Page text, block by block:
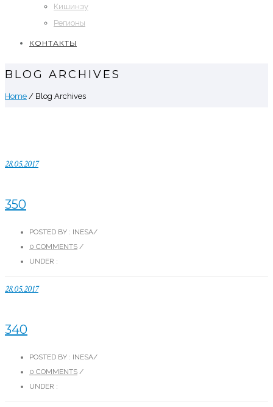
Кишинэу
Регионы
КОНТАКТЫ
BLOG ARCHIVES
Home / Blog Archives
28.05.2017
350
POSTED BY : INESA/
0 COMMENTS /
UNDER :
28.05.2017
340
POSTED BY : INESA/
0 COMMENTS /
UNDER :